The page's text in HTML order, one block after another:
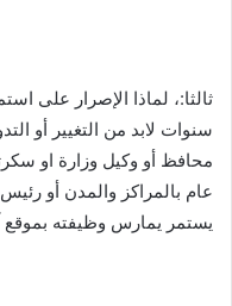
ثالثا:، لماذا الإصرار على
سنوات لابد من التغيير أو
محافظ أو وكيل وزارة او
عام بالمراكز والمدن أو رئيس
يستمر يمارس وظيفته بموقع